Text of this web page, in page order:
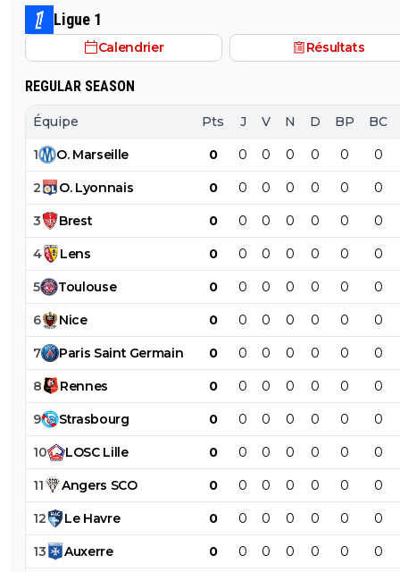
ceux de Chevalier. Quant aux autres acheteurs ils s’en
foutent des trois ...
Ligue 1
Calendrier Résultats
REGULAR SEASON
Équipe Pts J V N D BP BC
1 O. Marseille 0 0 0 0 0 0 0
2 O. Lyonnais 0 0 0 0 0 0 0
3 Brest 0 0 0 0 0 0 0
4 Lens 0 0 0 0 0 0 0
5 Toulouse 0 0 0 0 0 0 0
6 Nice 0 0 0 0 0 0 0
7 Paris Saint Germain 0 0 0 0 0 0 0
8 Rennes 0 0 0 0 0 0 0
9 Strasbourg 0 0 0 0 0 0 0
10 LOSC Lille 0 0 0 0 0 0 0
11 Angers SCO 0 0 0 0 0 0 0
12 Le Havre 0 0 0 0 0 0 0
13 Auxerre 0 0 0 0 0 0 0